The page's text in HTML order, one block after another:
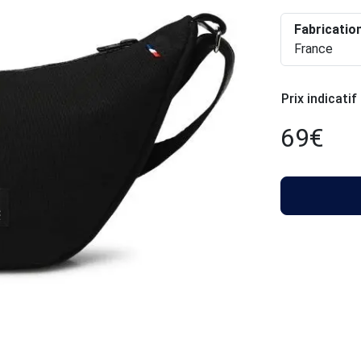
France
Prix indicatif
69€